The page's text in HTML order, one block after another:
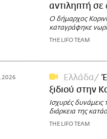
αντιληπτή σε
Ο δήμαρχος
καταγράφηκε
THE LIFO TEAM
Ελλάδα
ξιδιού στην
Ισχυρές
διάρκεια της
THE LIFO TEAM